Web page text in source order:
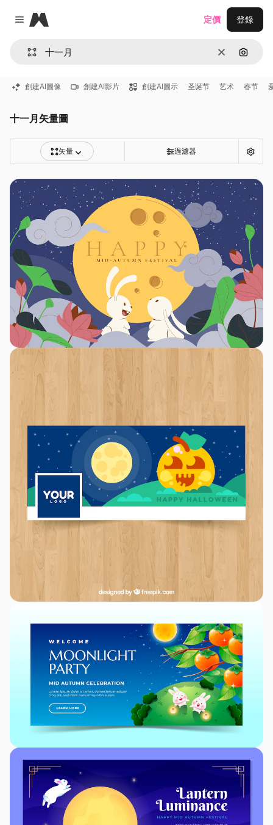
Close menu
Magnific
清除 通過圖
定價 登錄
創建AI圖像 創建AI影片 創建AI圖示 圣诞节 艺术 春节
十一月矢量圖
矢量 過濾器